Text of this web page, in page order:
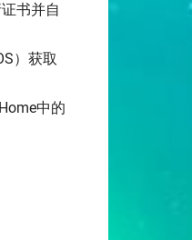
书并自
）获取
中的